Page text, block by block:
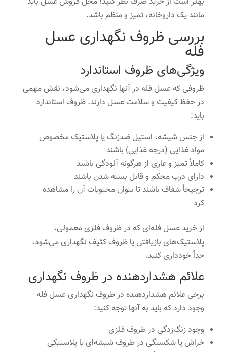
مانند یک داروخانه، تمیز و منظم باشد.
بررسی ظروف نگهداری عسل
فله
ویژگی‌های ظروف استاندارد
ظروفی که عسل فله در آنها نگهداری می‌شود، نقش مهمی
در حفظ کیفیت و سلامت عسل دارند. ظروف استاندارد
باید:
از جنس شیشه، استیل ضدزنگ یا پلاستیک مخصوص
مواد غذایی (درجه غذایی) باشند
کاملاً تمیز و عاری از هرگونه آلودگی باشند
دارای درب محکم و قابل بسته شدن باشند
ترجیحاً شفاف باشند تا بتوان محتویات آن را مشاهده
کرد
از خرید عسل فله‌ای که در ظروف فلزی معمولی،
پلاستیک‌های بازیافتی یا ظروف کثیف نگهداری می‌شود،
جداً خودداری کنید.
علائم هشداردهنده در ظروف نگهداری
برخی علائم هشداردهنده در ظروف نگهداری عسل فله
وجود دارد که باید به آنها توجه کنید:
وجود زنگ‌زدگی در ظروف فلزی
خراش یا شکستگی در ظروف شیشه‌ای یا پلاستیکی